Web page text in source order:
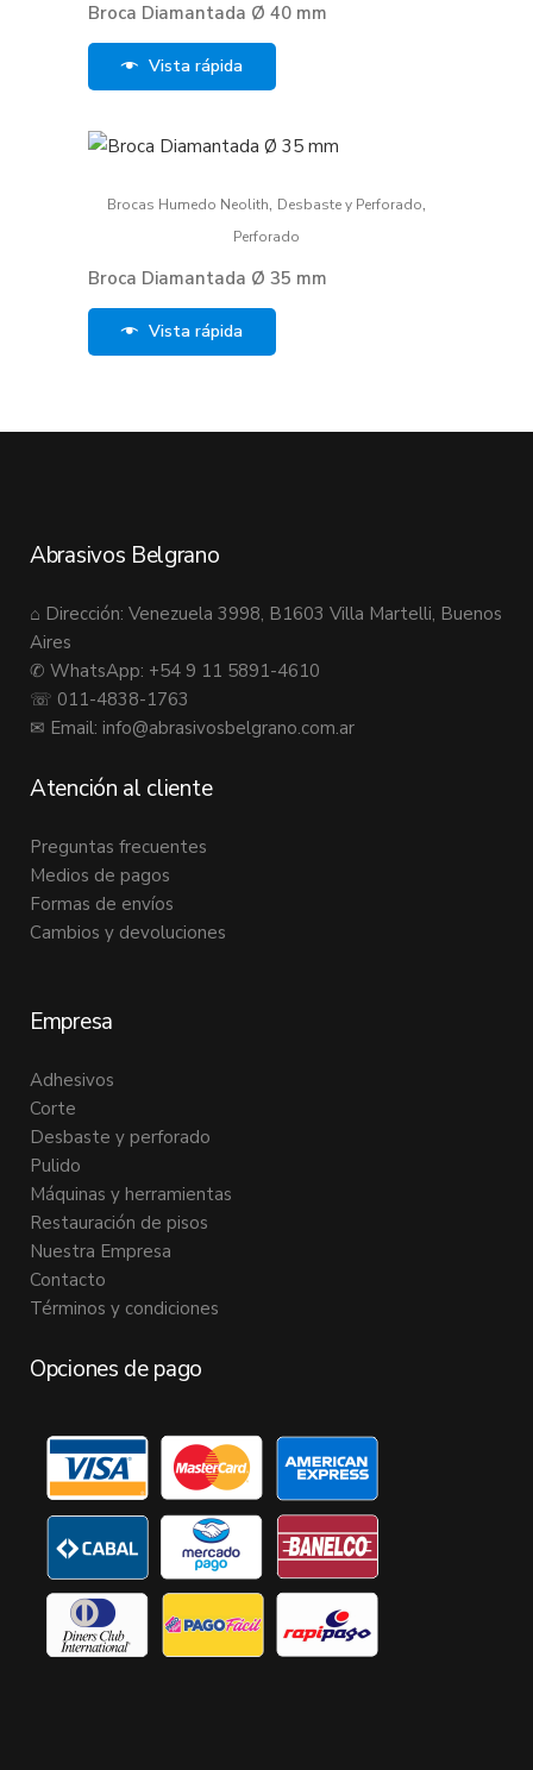
Broca Diamantada Ø 40 mm
Vista rápida
Brocas Humedo Neolith, Desbaste y Perforado,
Perforado
Broca Diamantada Ø 35 mm
Vista rápida
Abrasivos Belgrano
⌂ Dirección: Venezuela 3998, B1603 Villa Martelli, Buenos
Aires
✆ WhatsApp: +54 9 11 5891-4610
☏ 011-4838-1763
✉ Email: info@abrasivosbelgrano.com.ar
Atención al cliente
Preguntas frecuentes
Medios de pagos
Formas de envíos
Cambios y devoluciones
Empresa
Adhesivos
Corte
Desbaste y perforado
Pulido
Máquinas y herramientas
Restauración de pisos
Nuestra Empresa
Contacto
Términos y condiciones
Opciones de pago